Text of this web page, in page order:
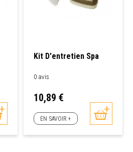
Kit D'entretien Spa
0 avis
Prix
10,89 €
EN SAVOIR +